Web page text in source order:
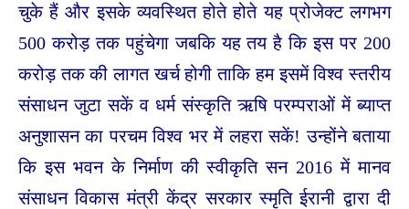
चुके हैं और इसके व्यवस्थित होते होते यह प्रोजेक्ट लगभग
500 करोड़ तक पहुंचेगा जबकि यह तय है कि इस पर 200
करोड़ तक की लागत खर्च होगी ताकि हम इसमें विश्व स्तरीय
संसाधन जुटा सकें व धर्म संस्कृति ऋषि परम्पराओं में ब्याप्त
अनुशासन का परचम विश्व भर में लहरा सकें! उन्होंने बताया
कि इस भवन के निर्माण की स्वीकृति सन 2016 में मानव
संसाधन विकास मंत्री केंद्र सरकार स्मृति ईरानी द्वारा दी